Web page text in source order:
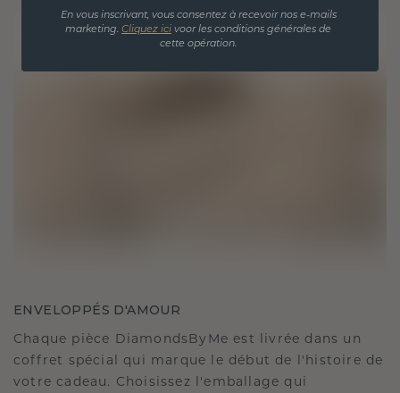
ENVELOPPÉS D'AMOUR
Chaque pièce DiamondsByMe est livrée dans un
coffret spécial qui marque le début de l'histoire de
votre cadeau. Choisissez l'emballage qui
En vous inscrivant, vous consentez à recevoir nos e-mails
marketing. Cliquez ici voor les conditions générales de
cette opération.